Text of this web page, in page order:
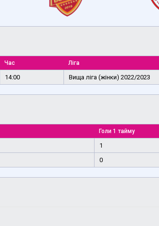
Час Ліга
14:00 Вища ліга (жінки) 2022/2023
Голи 1 тайму
1
0